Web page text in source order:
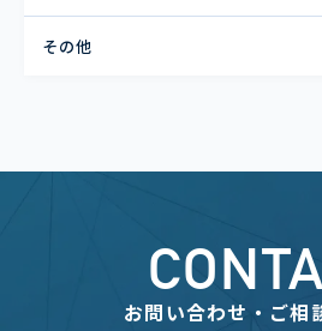
その他
お問い合わせ・ご相